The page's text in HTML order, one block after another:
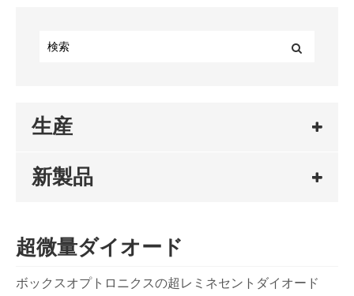
生産
新製品
超微量ダイオード
ボックスオプトロニクスの超レミネセントダイオード